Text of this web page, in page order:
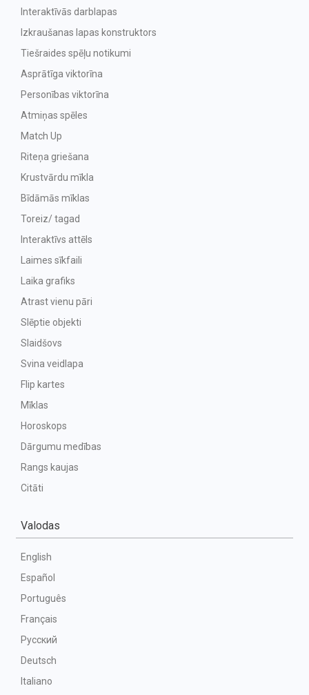
Interaktīvās darblapas
Izkraušanas lapas konstruktors
Tiešraides spēļu notikumi
Asprātīga viktorīna
Personības viktorīna
Atmiņas spēles
Match Up
Riteņa griešana
Krustvārdu mīkla
Bīdāmās mīklas
Toreiz/ tagad
Interaktīvs attēls
Laimes sīkfaili
Laika grafiks
Atrast vienu pāri
Slēptie objekti
Slaidšovs
Svina veidlapa
Flip kartes
Mīklas
Horoskops
Dārgumu medības
Rangs kaujas
Citāti
Valodas
English
Español
Português
Français
Русский
Deutsch
Italiano